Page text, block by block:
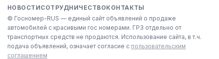
© Госномер-RUS — единый сайт объявлений о продаже
автомобилей с красивыми гос номерами. ГРЗ отдельно от
транспортных средств не продаются. Использование сайта, в т.ч.
подача объявлений, означает согласие с пользовательским
соглашением
НОВОСТИСОТРУДНИЧЕСТВОКОНТАКТЫ